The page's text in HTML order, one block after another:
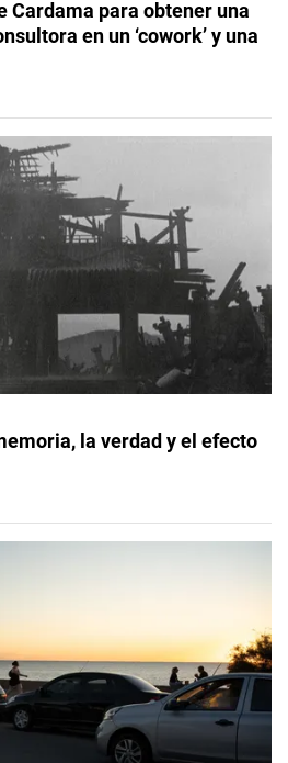
Cardama para obtener una
en un ‘cowork’ y una
la verdad y el efecto